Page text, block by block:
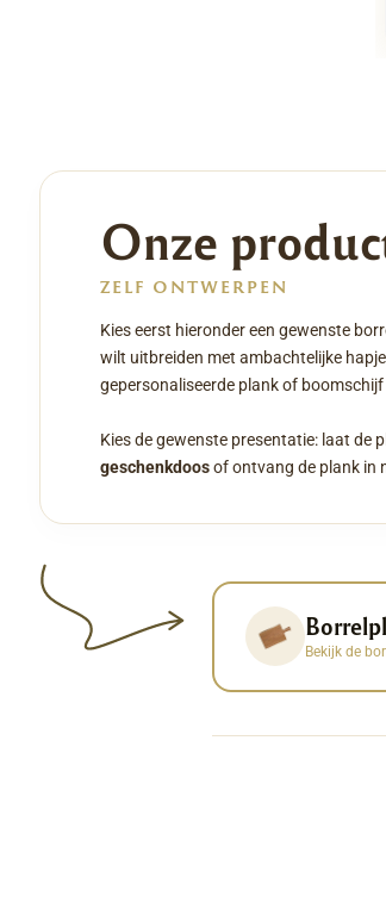
Onze
ZELF ONTWERPEN
Kies eerst hieronder een gewenste
wilt uitbreiden met ambachtelijke
gepersonaliseerde plank of
Kies de gewenste presentatie: laat de
geschenkdoosof ontvang de plank in
Bekijk de